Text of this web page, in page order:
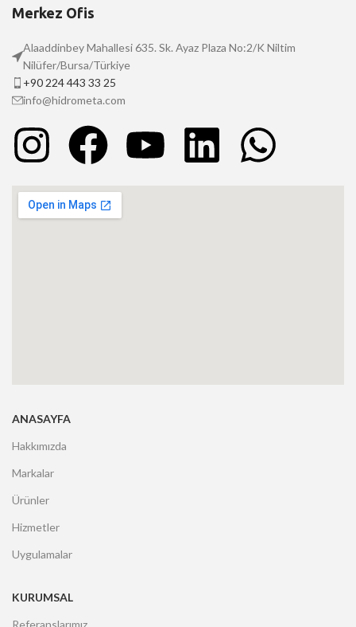
Merkez Ofis
Alaaddinbey Mahallesi 635. Sk. Ayaz Plaza No:2/K Niltim
Nilüfer/Bursa/Türkiye
+90 224 443 33 25
info@hidrometa.com
ANASAYFA
Hakkımızda
Markalar
Ürünler
Hizmetler
Uygulamalar
KURUMSAL
Referanslarımız